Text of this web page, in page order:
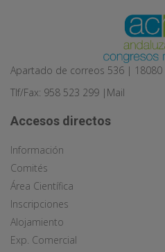
Apartado de correos 536 | 18080
Tlf/Fax: 958 523 299 | Mail
Accesos directos
Información
Comités
Área Científica
Inscripciones
Alojamiento
Exp. Comercial